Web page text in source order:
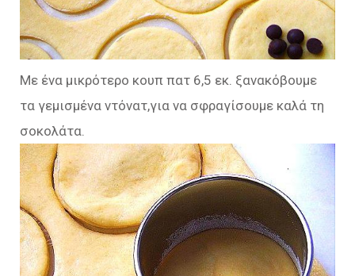
Με ένα μικρότερο κουπ πατ 6,5 εκ. ξανακόβουμε
τα γεμισμένα ντόνατ,για να σφραγίσουμε καλά τη
σοκολάτα.